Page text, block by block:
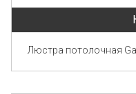
Люстра потолочная